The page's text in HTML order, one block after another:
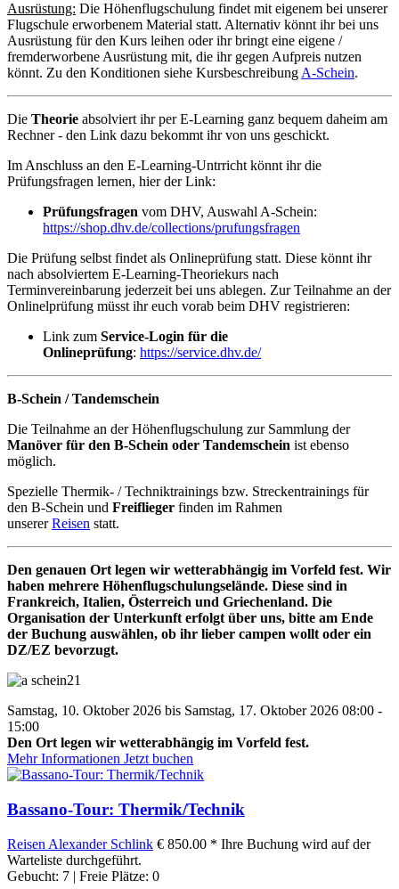
Ausrüstung: Die Höhenflugschulung findet mit eigenem bei unserer
Flugschule erworbenem Material statt. Alternativ könnt ihr bei uns
Ausrüstung für den Kurs leihen oder ihr bringt eine eigene /
fremderworbene Ausrüstung mit, die ihr gegen Aufpreis nutzen
könnt. Zu den Konditionen siehe Kursbeschreibung A-Schein.
Die Theorie absolviert ihr per E-Learning ganz bequem daheim am
Rechner - den Link dazu bekommt ihr von uns geschickt.
Im Anschluss an den E-Learning-Untrricht könnt ihr die
Prüfungsfragen lernen, hier der Link:
Prüfungsfragen vom DHV, Auswahl A-Schein:
https://shop.dhv.de/collections/prufungsfragen
Die Prüfung selbst findet als Onlineprüfung statt. Diese könnt ihr
nach absolviertem E-Learning-Theoriekurs nach
Terminvereinbarung jederzeit bei uns ablegen. Zur Teilnahme an der
Onlinelprüfung müsst ihr euch vorab beim DHV registrieren:
Link zum Service-Login für die
Onlineprüfung: https://service.dhv.de/
B-Schein / Tandemschein
Die Teilnahme an der Höhenflugschulung zur Sammlung der
Manöver für den B-Schein oder Tandemschein ist ebenso
möglich.
Spezielle Thermik- / Techniktrainings bzw. Streckentrainings für
den B-Schein und Freiflieger finden im Rahmen
unsererReisen statt.
Den genauen Ort legen wir wetterabhängig im Vorfeld fest. Wir
haben mehrere Höhenflugschulungselände. Diese sind in
Frankreich, Italien, Österreich und Griechenland. Die
Organisation der Unterkunft erfolgt über uns, bitte am Ende
der Buchung auswählen, ob ihr lieber campen wollt oder ein
DZ/EZ bevorzugt.
Samstag, 10. Oktober 2026 bis Samstag, 17. Oktober 2026 08:00 -
15:00
Den Ort legen wir wetterabhängig im Vorfeld fest.
Mehr Informationen Jetzt buchen
Bassano-Tour: Thermik/Technik
Reisen Alexander Schlink € 850.00 * Ihre Buchung wird auf der
Warteliste durchgeführt.
Gebucht: 7 | Freie Plätze: 0